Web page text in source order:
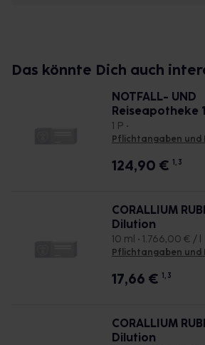
Das könnte Dich auch
NOTFALL- UND
Reiseapotheke
1 P •
Pflichtangaben und
124,90 € 1, 3
CORALLIUM
Dilution
10 ml • 1.766,00 € / l
Pflichtangaben und
17,66 € 1, 3
CORALLIUM
Dilution